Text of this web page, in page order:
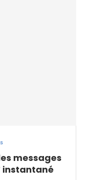
messages
instantané